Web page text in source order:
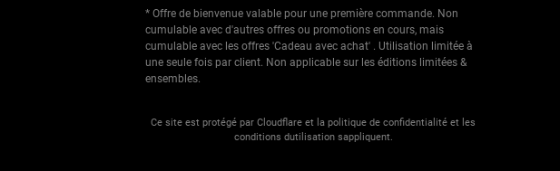
* Offre de bienvenue valable pour une première commande. Non
cumulable avec d'autres offres ou promotions en cours, mais
cumulable avec les offres 'Cadeau avec achat' . Utilisation limitée à
une seule fois par client. Non applicable sur les éditions limitées &
ensembles.
Ce site est protégé par Cloudflare et la politique de confidentialité et les
conditions dutilisation sappliquent.